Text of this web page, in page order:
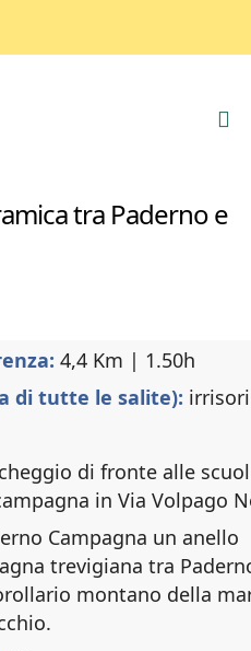
tra Paderno e
4,4 Km | 1.50h
di tutte le salite):
di fronte alle
in Via Volpago
Campagna un anello
trevigiana tra
montano della